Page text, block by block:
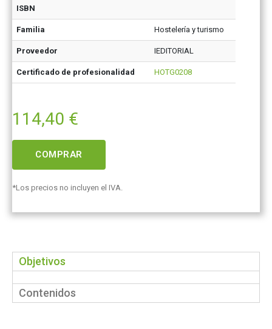
ISBN
Familia Hostelería y turismo
Proveedor IEDITORIAL
Certificado de profesionalidad HOTG0208
114,40 €
COMPRAR
*Los precios no incluyen el IVA.
Objetivos
Contenidos